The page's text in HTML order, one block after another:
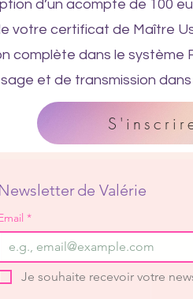
d’un acompte de 100
votre certificat de Maître
complète dans le
et de transmission
Newsletter de Valérie
*
Je souhaite recevoir votre